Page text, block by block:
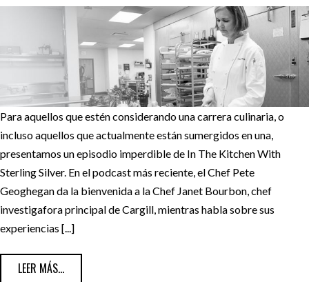
Para aquellos que estén considerando una carrera culinaria, o
incluso aquellos que actualmente están sumergidos en una,
presentamos un episodio imperdible de In The Kitchen With
Sterling Silver. En el podcast más reciente, el Chef Pete
Geoghegan da la bienvenida a la Chef Janet Bourbon, chef
investigafora principal de Cargill, mientras habla sobre sus
experiencias [...]
LEER MÁS...FROM UNA VIDA CULINARIA Y CONSEJOS DE CARRERA